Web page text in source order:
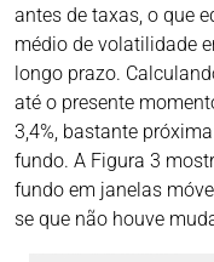
antes de taxas, o que
médio de volatilidade
longo prazo.
até o presente
3,4%, bastante
fundo. A Figura 3
fundo em janelas
se que não houve